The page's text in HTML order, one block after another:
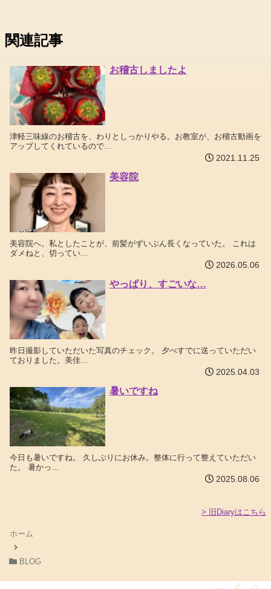
関連記事
お稽古しましたよ
津軽三味線のお稽古を、わりとしっかりやる。お教室が、お稽古動画を
アップしてくれているので...
2021.11.25
美容院
美容院へ。私としたことが、前髪がずいぶん長くなっていた。 これは
ダメねと、切ってい...
2026.05.06
やっぱり、すごいな…
昨日撮影していただいた写真のチェック。 夕べすでに送っていただい
ておりました。美佳...
2025.04.03
暑いですね
今日も暑いですね。 久しぶりにお休み。整体に行って整えていただい
た。 暑かっ...
2025.08.06
> 旧Diaryはこちら
ホーム
BLOG